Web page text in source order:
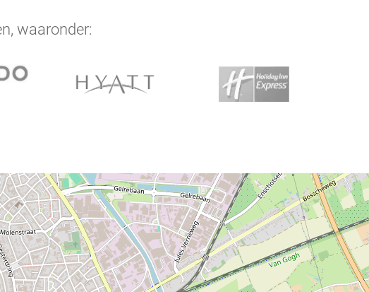
waaronder: